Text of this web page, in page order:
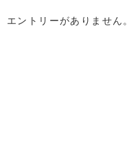
エントリーがありません。